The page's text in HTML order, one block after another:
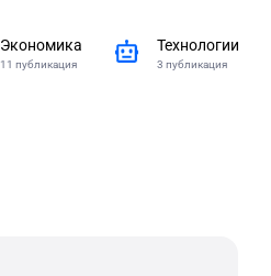
Экономика
11 публикация
Технологии
3 публикация